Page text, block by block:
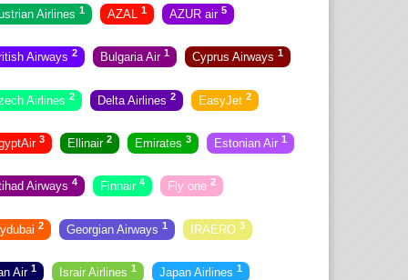
Airlines 1 AZAL 1 AZUR air 5
Airways 2 Bulgaria Air 1 Cyprus Airways 1
Airlines 2 Delta Airlines 2 EasyJet 2
3 Ellinair 2 Emirates 3 Estonian Air 1
Airways 4 Finnair 4 Fly one 2
2 Georgian Airways 1 IRAERO 3
Air 1 Israir Airlines 1 Japan Airlines 1